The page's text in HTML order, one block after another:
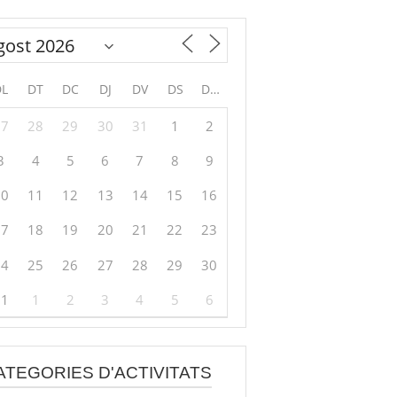
DT DC DJ DV DS DG
28 29 30 31 1
2
4 5 6 7 8
9
11 12 13 14 15
16
18 19 20 21 22
23
25 26 27 28 29
30
1 2 3 4 5 6
D'ACTIVITATS